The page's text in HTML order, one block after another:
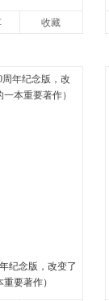
收藏
纪念版，改变了
要著作）